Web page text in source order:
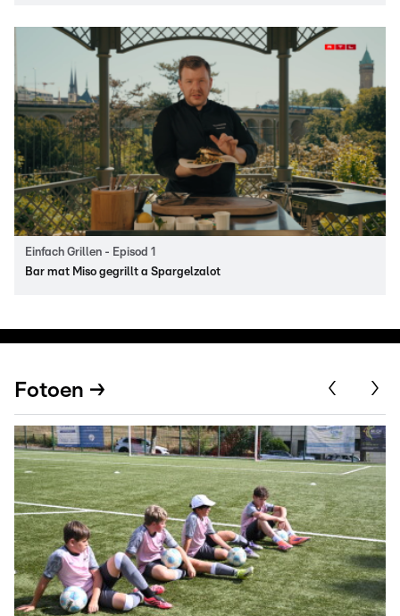
Einfach Grillen - Episod 1
Bar mat Miso gegrillt a Spargelzalot
Fotoen →